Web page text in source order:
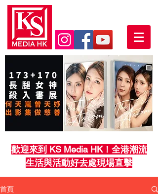
歡迎來到 KS Media HK！全港潮流
生活與活動好去處現場直擊
首頁